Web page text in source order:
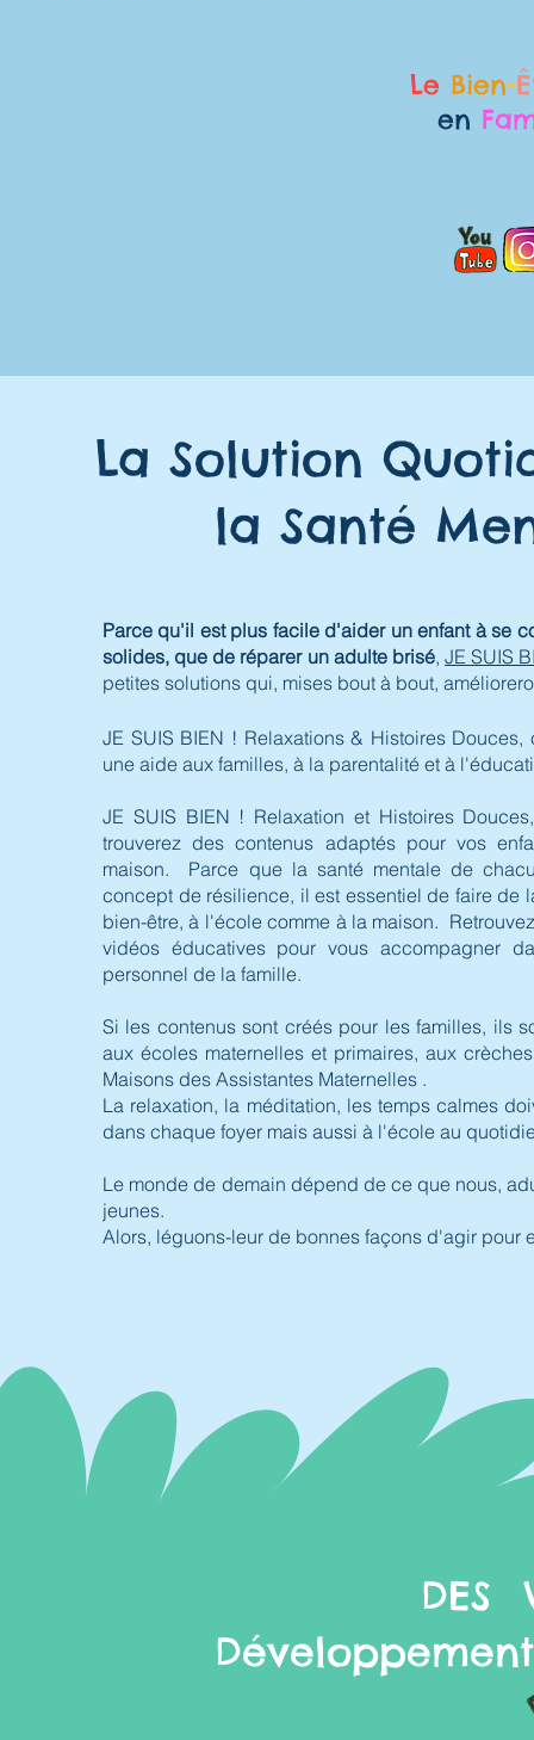
Le Bien-
en
La Solution
la Santé
Parce qu'il est plus facile d'aider un enfant à se
solides, que de réparer un adulte brisé,JE SUIS
petites solutions qui, mises bout à bout,
JE SUIS BIEN ! Relaxations & Histoires
une aide aux familles, à la parentalité et à
JE SUIS BIEN ! Relaxation et Histoires
trouverez des contenus adaptés pour vos
maison. Parce que la santé mentale de
concept de résilience, il est essentiel de faire de
bien-être, à l'école comme à la maison.
vidéos éducatives pour vous accompagner
personnel de la famille.
Si les contenus sont créés pour les familles, ils
aux écoles maternelles et primaires, aux
Maisons des Assistantes Maternelles .
La relaxation, la méditation, les temps calmes
dans chaque foyer mais aussi à l'école au
Le monde de demain dépend de ce que nous,
jeunes.
Alors, léguons-leur de bonnes façons d'agir pour
DES